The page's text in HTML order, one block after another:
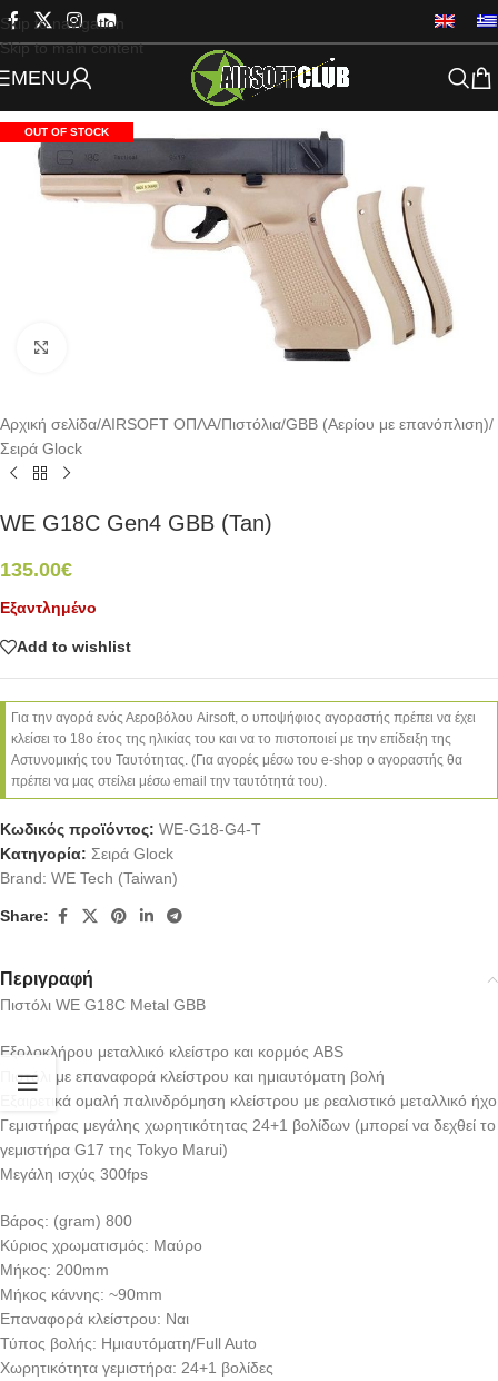
Skip to navigation
Skip to main content
MENU
OUT OF STOCK
Αρχική σελίδα/AIRSOFT ΟΠΛΑ/Πιστόλια/GBB (Αερίου με επανόπλιση)/
Σειρά Glock
WE G18C Gen4 GBB (Tan)
135.00€
Εξαντλημένο
Add to wishlist
Για την αγορά ενός Αεροβόλου Airsoft, ο υποψήφιος αγοραστής πρέπει να έχει
κλείσει το 18ο έτος της ηλικίας του και να το πιστοποιεί με την επίδειξη της
Αστυνομικής του Ταυτότητας. (Για αγορές μέσω του e-shop ο αγοραστής θα
πρέπει να μας στείλει μέσω email την ταυτότητά του).
Κωδικός προϊόντος: WE-G18-G4-T
Κατηγορία: Σειρά Glock
Brand: WE Tech (Taiwan)
Share:
Περιγραφή
Πιστόλι WE G18C Metal GBB
Εξολοκλήρου μεταλλικό κλείστρο και κορμός ABS
Πιστόλι με επαναφορά κλείστρου και ημιαυτόματη βολή
Εξαιρετικά ομαλή παλινδρόμηση κλείστρου με ρεαλιστικό μεταλλικό ήχο
Γεμιστήρας μεγάλης χωρητικότητας 24+1 βολίδων (μπορεί να δεχθεί το
γεμιστήρα G17 της Tokyo Marui)
Μεγάλη ισχύς 300fps
Βάρος: (gram) 800
Κύριος χρωματισμός: Μαύρο
Μήκος: 200mm
Μήκος κάννης: ~90mm
Επαναφορά κλείστρου: Ναι
Τύπος βολής: Ημιαυτόματη/Full Auto
Χωρητικότητα γεμιστήρα: 24+1 βολίδες